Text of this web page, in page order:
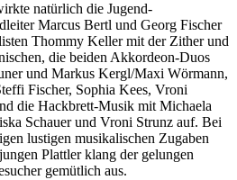
natürlich die Jugend-
Marcus Bertl und Georg Fischer
Thommy Keller mit der Zither und
die beiden Akkordeon-Duos
und Markus Kergl/Maxi Wörmann,
Fischer, Sophia Kees, Vroni
die Hackbrett-Musik mit Michaela
Schauer und Vroni Strunz auf. Bei
lustigen musikalischen Zugaben
Plattler klang der gelungen
gemütlich aus.